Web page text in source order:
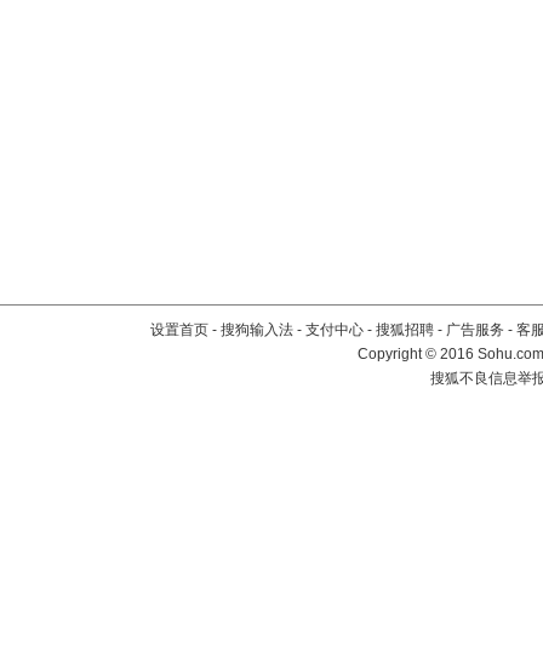
设置首页 - 搜狗输入法 - 支付中心 - 搜狐招聘 - 广告服务 - 客
Copyright©2016
搜狐不良信息举